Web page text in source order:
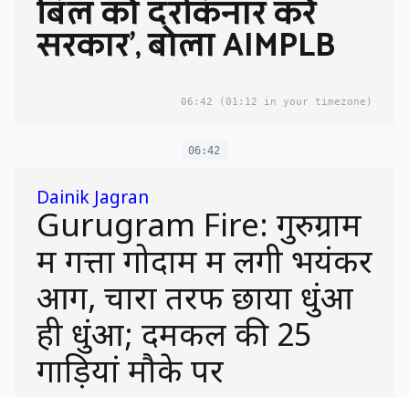
सरकार’, बोला AIMPLB
06:42 (01:12 in your timezone)
06:42
Dainik Jagran
Gurugram Fire: गुरुग्राम
में गत्ता गोदाम में लगी भयंकर
आग, चारों तरफ छाया धुंआ
ही धुंआ; दमकल की 25
गाड़ियां मौके पर